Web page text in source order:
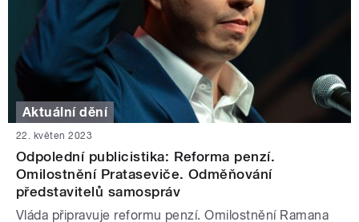
Aktuální dění
22. květen 2023
Odpolední publicistika: Reforma penzí.
Omilostnění Prataseviče. Odměňování
představitelů samospráv
Vláda připravuje reformu penzí. Omilostnění Ramana